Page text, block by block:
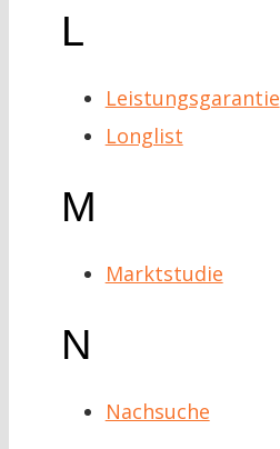
L
Leistungsgarantie
Longlist
M
Marktstudie
N
Nachsuche